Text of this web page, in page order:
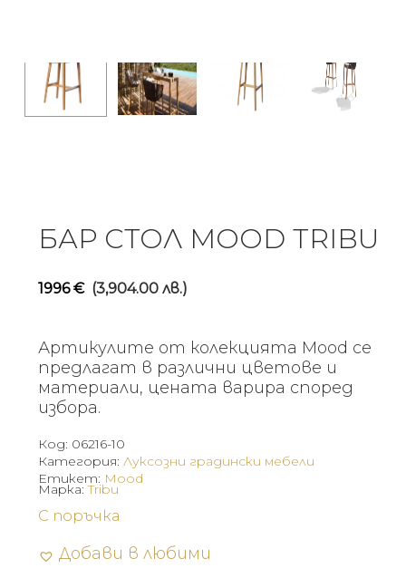
БАР СТОЛ MOOD TRIBU
1996€ (3,904.00 лв.)
Артикулите от колекцията Mood се
предлагат в различни цветове и
материали, цената варира според
избора.
Код: 06216-10
Категория: Луксозни градински мебели
Етикет: Mood
С поръчка
Добави в любими
Марка:Tribu